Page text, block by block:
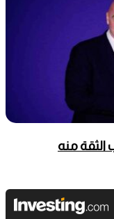
الثقة منه